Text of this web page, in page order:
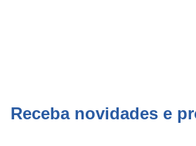
Receba novidades e